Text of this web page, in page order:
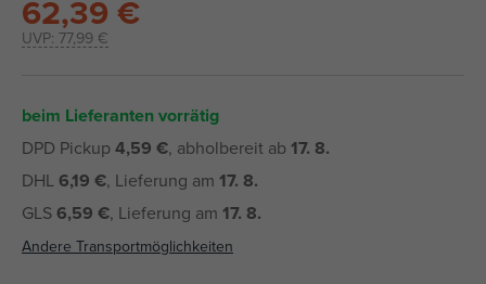
UVP: 77,99 €
62,39 €
beim Lieferanten vorrätig
DPD Pickup 4,59 €, abholbereit ab 17. 8.
DHL6,19 €, Lieferung am 17. 8.
GLS6,59 €, Lieferung am 17. 8.
Andere Transportmöglichkeiten